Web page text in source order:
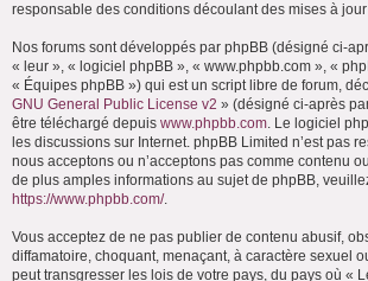
responsable des conditions découlant des mises à
Nos forums sont développés par phpBB (désigné ci-
« leur », « logiciel phpBB », « www.phpbb.com », «
« Équipes phpBB ») qui est un script libre de forum,
GNU General Public License v2 » (désigné ci-après
être téléchargé depuis www.phpbb.com. Le logiciel
les discussions sur Internet. phpBB Limited n’est pas
nous acceptons ou n’acceptons pas comme contenu
de plus amples informations au sujet de phpBB,
https://www.phpbb.com/.
Vous acceptez de ne pas publier de contenu abusif,
diffamatoire, choquant, menaçant, à caractère sexuel
peut transgresser les lois de votre pays, du pays où «